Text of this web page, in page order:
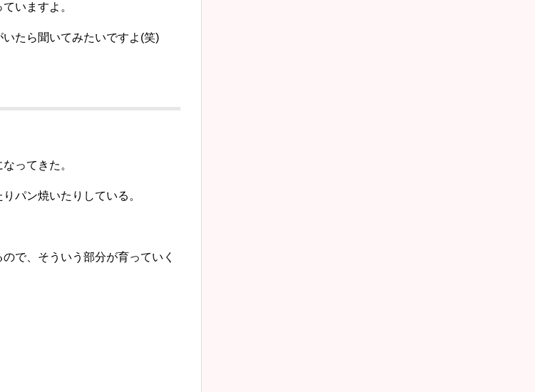
いますよ。
たら聞いてみたいですよ(笑)
ってきた。
パン焼いたりしている。
で、そういう部分が育っていく